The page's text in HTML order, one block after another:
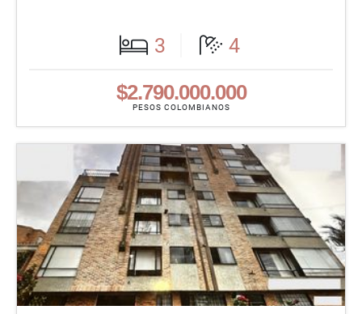
3 4
$2.790.000.000
PESOS COLOMBIANOS